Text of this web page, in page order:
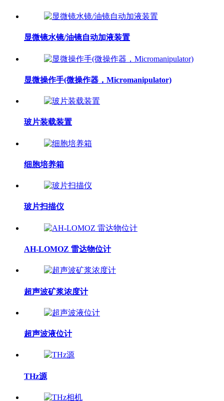
显微镜水镜/油镜自动加液装置
显微操作手(微操作器，Micromanipulator)
玻片装载装置
细胞培养箱
玻片扫描仪
AH-LOMOZ 雷达物位计
超声波矿浆浓度计
超声波液位计
THz源